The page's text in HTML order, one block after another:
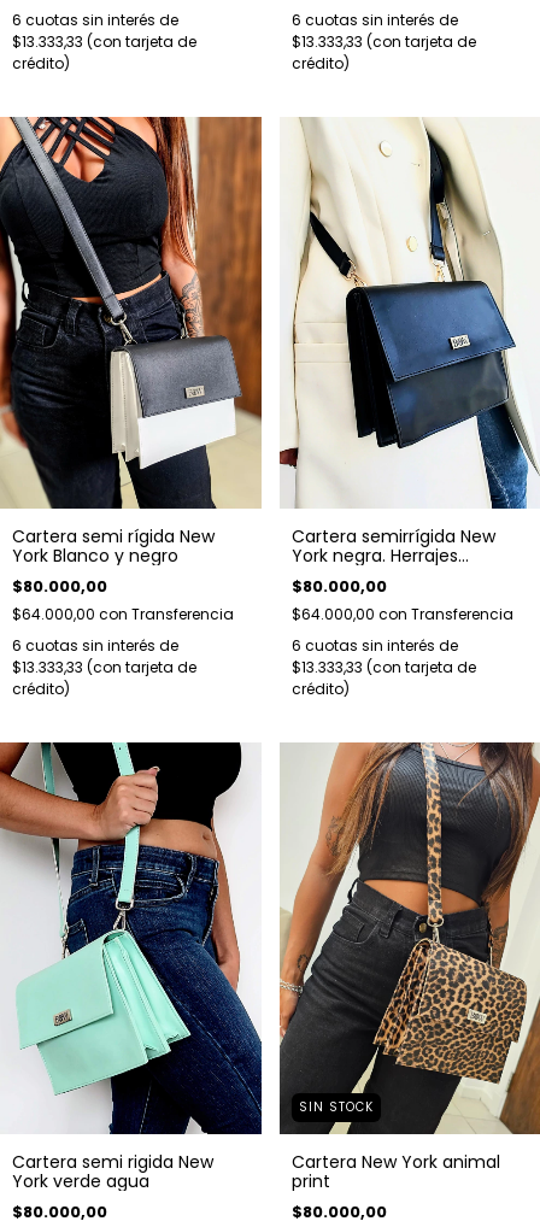
6 cuotas sin interés de
$13.333,33
6 cuotas sin interés de
$13.333,33
Cartera semi rígida New
York Blanco y negro
$80.000,00
$64.000,00 con Transferencia
6 cuotas sin interés de
$13.333,33
Cartera semirrígida New
York negra. Herrajes
dorados.
$80.000,00
$64.000,00 con Transferencia
6 cuotas sin interés de
$13.333,33
Cartera semi rigida New
York verde agua
$80.000,00
SIN STOCK
Cartera New York animal
print
$80.000,00